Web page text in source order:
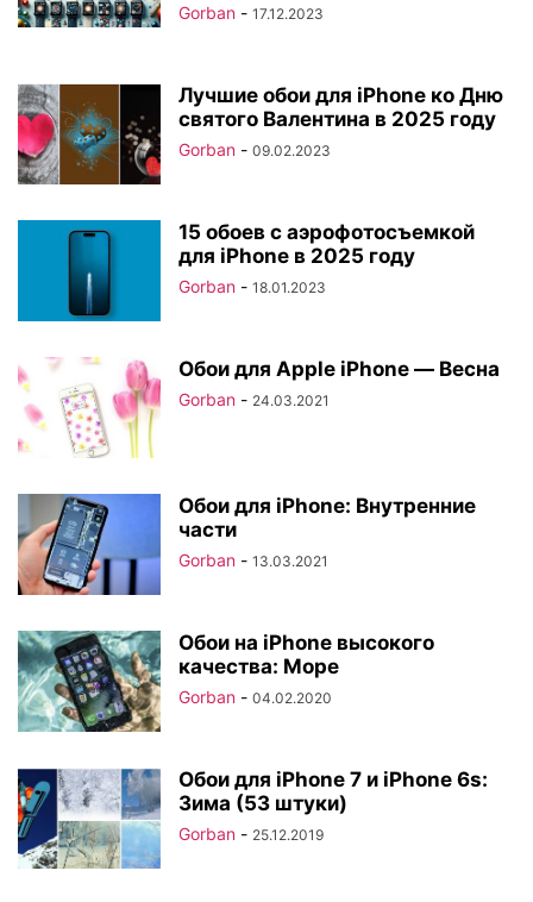
Gorban - 17.12.2023
Лучшие обои для iPhone ко Дню
святого Валентина в 2025 году
Gorban - 09.02.2023
15 обоев с аэрофотосъемкой
для iPhone в 2025 году
Gorban - 18.01.2023
Обои для Apple iPhone — Весна
Gorban - 24.03.2021
Обои для iPhone: Внутренние
части
Gorban - 13.03.2021
Обои на iPhone высокого
качества: Море
Gorban - 04.02.2020
Обои для iPhone 7 и iPhone 6s:
Зима (53 штуки)
Gorban - 25.12.2019